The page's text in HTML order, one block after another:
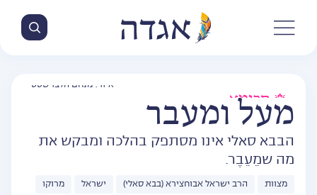
איור: מנחם הלברשטט
חכימא
מעל ומעבר
הבבא סאלי אינו מסתפק בהלכה ומבקש את
מה שמֵעֵבֶר.
מצוות הרב ישראל אבוחצירא (בבא סאלי) ישראל מרוקו